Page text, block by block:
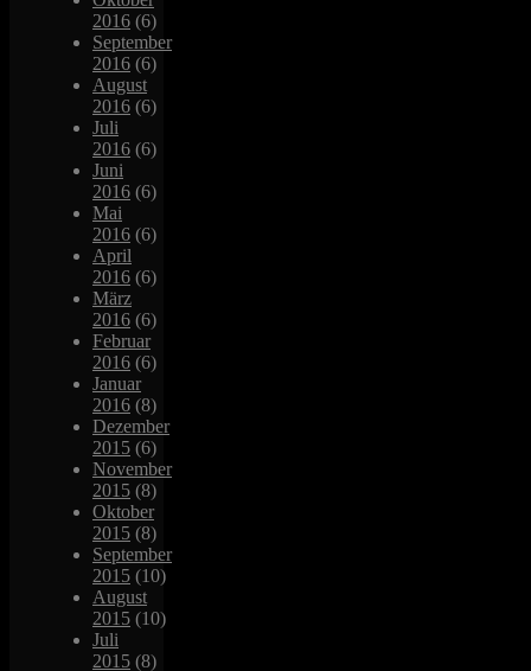
2016 (6)
September
2016 (6)
August
2016 (6)
Juli
2016 (6)
Juni
2016 (6)
Mai
2016 (6)
April
2016 (6)
März
2016 (6)
Februar
2016 (6)
Januar
2016 (8)
Dezember
2015 (6)
November
2015 (8)
Oktober
2015 (8)
September
2015 (10)
August
2015 (10)
Juli
2015 (8)